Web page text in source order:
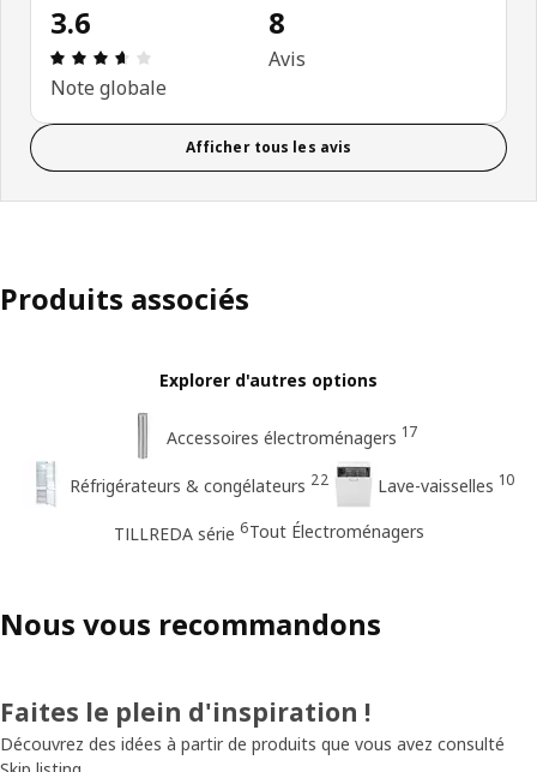
3.6
Avis: 3.6 sur 5 étoiles Nombre total d'avis: 8
Note globale
8
Avis
Afficher tous les avis
Produits associés
Explorer d'autres options
Accessoires électroménagers 17
Réfrigérateurs & congélateurs 22 Lave-vaisselles 10
TILLREDA série 6Tout Électroménagers
Nous vous recommandons
Faites le plein d'inspiration !
Découvrez des idées à partir de produits que vous avez consulté